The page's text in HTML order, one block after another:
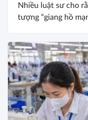
Nhiều luật sư cho
tượng “giang hồ